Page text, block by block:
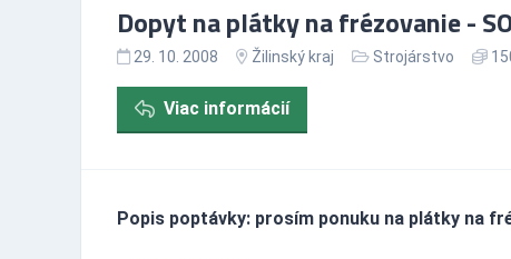
Dopyt na plátky na frézovanie -
29. 10. 2008 Žilinský kraj Strojárstvo
Viac informácií
Popis poptávky: prosím ponuku na plátky na